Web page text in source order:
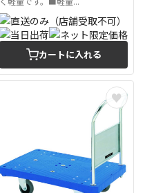
カートに入れる